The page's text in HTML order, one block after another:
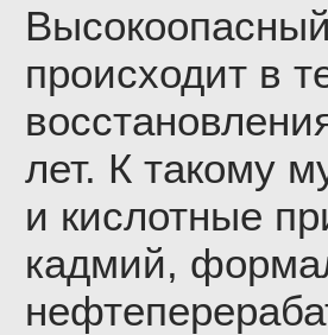
происходит в
лет. К такому
и кислотные
кадмий,